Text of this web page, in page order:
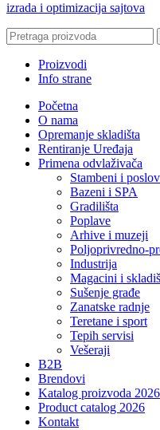
izrada i optimizacija sajtova
Proizvodi
Info strane
Početna
O nama
Opremanje skladišta
Rentiranje Uređaja
Primena odvlaživača
Stambeni i
Bazeni i SPA
Gradilišta
Poplave
Arhive i muzeji
Poljoprivredno-
Industrija
Magacini i
Sušenje građe
Zanatske radnje
Teretane i sport
Tepih servisi
Vešeraji
B2B
Brendovi
Katalog proizvoda 2026
Product catalog 2026
Kontakt